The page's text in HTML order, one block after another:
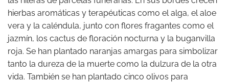
hierbas aromáticas y terapéuticas como el alga, el aloe
vera y la caléndula, junto con flores fragantes como el
jazmín, los cactus de floración nocturna y la buganvilla
roja. Se han plantado naranjas amargas para simbolizar
tanto la dureza de la muerte como la dulzura de la otra
vida. También se han plantado cinco olivos para